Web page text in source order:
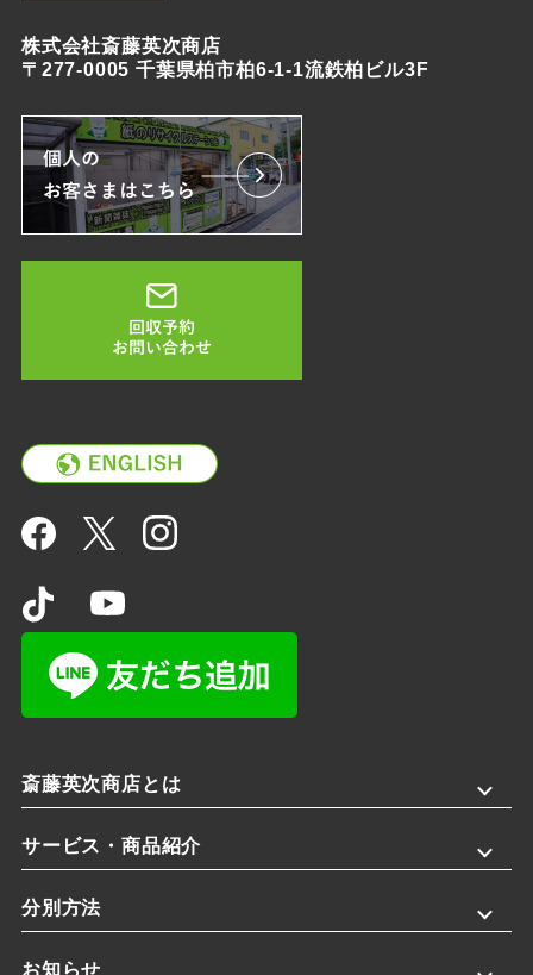
株式会社斎藤英次商店
〒277-0005 千葉県柏市柏6-1-1流鉄柏ビル3F
斎藤英次商店とは
サービス・商品紹介
分別方法
お知らせ